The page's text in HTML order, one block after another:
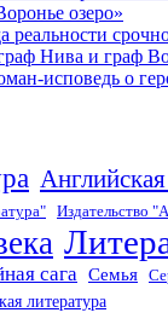
озеро»
Нива и граф
исповедь о
Издательство
сага Семья
литература